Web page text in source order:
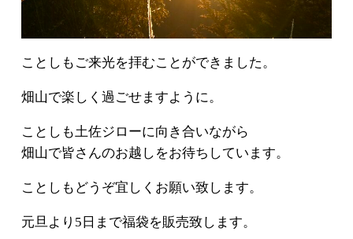
ことしもご来光を拝むことができました。
畑山で楽しく過ごせますように。
ことしも土佐ジローに向き合いながら
畑山で皆さんのお越しをお待ちしています。
ことしもどうぞ宜しくお願い致します。
元旦より5日まで福袋を販売致します。